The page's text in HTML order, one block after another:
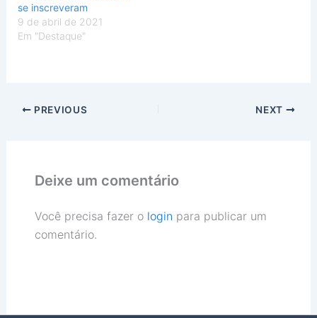
se inscreveram
9 de abril de 2021
Em "Destaque"
PREVIOUS NEXT
Deixe um comentário
Você precisa fazer o login para publicar um
comentário.